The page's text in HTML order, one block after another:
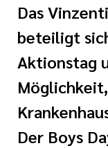
und Plastische
Geburtshilfe
Baden-Fragen
in einem
katholischen
Das
beteiligt
Aktionstag
Der Boys